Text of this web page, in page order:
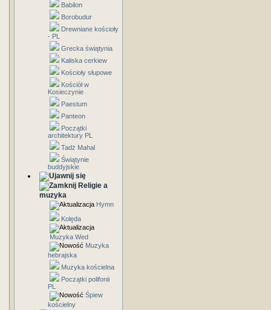
Babilon
Borobudur
Drewniane kościoły
- PL
Grecka świątynia
Kaliska cerkiew
Kościoły słupowe
Kościół w
Kosieczynie
Paestum
Panteon
Początki
architektury PL
Tadż Mahal
Świątynie
buddyjskie
Religie a
muzyka
Hymn
Kolęda
Muzyka Wed
Muzyka
hebrajska
Muzyka kościelna
Początki polifonii
PL
Śpiew
kościelny